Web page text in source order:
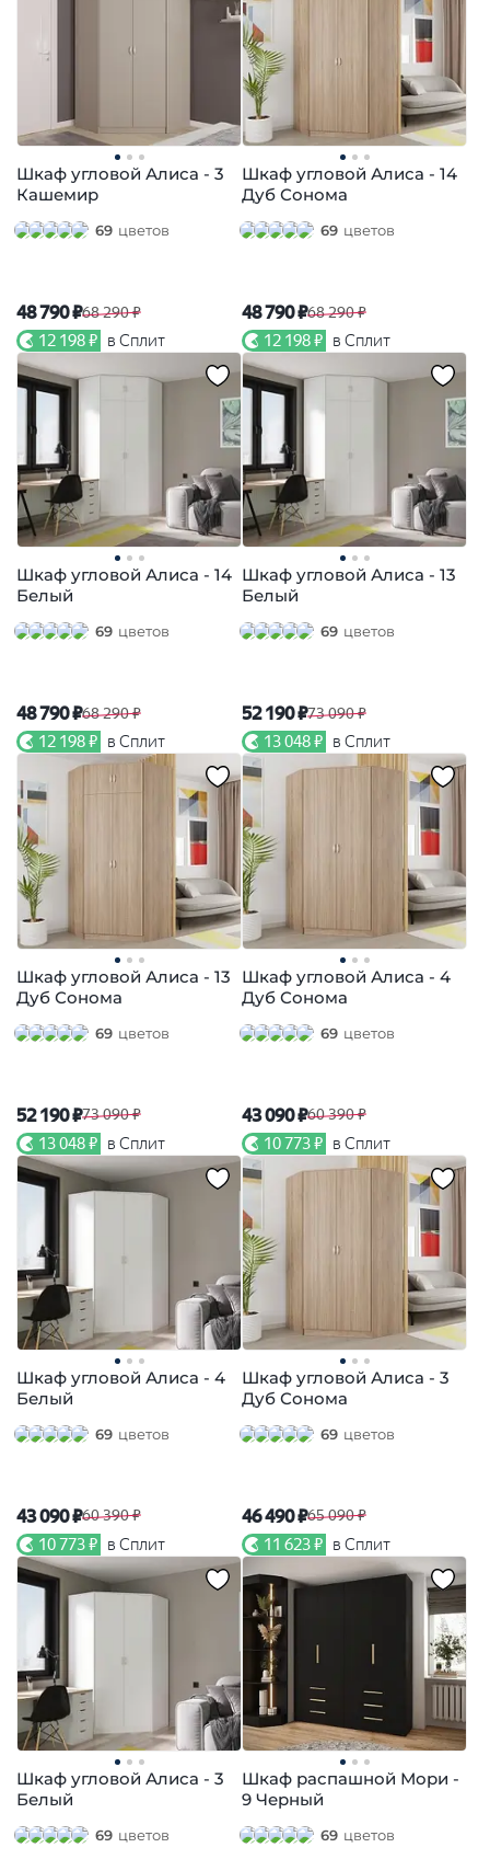
Шкаф угловой Алиса - 3
Кашемир
69 цветов
48 790 ₽68 290 ₽
12 198 ₽ в Сплит
Шкаф угловой Алиса - 14
Дуб Сонома
69 цветов
48 790 ₽68 290 ₽
12 198 ₽ в Сплит
Шкаф угловой Алиса - 14
Белый
69 цветов
48 790 ₽68 290 ₽
12 198 ₽ в Сплит
Шкаф угловой Алиса - 13
Белый
69 цветов
52 190 ₽73 090 ₽
13 048 ₽ в Сплит
Шкаф угловой Алиса - 13
Дуб Сонома
69 цветов
52 190 ₽73 090 ₽
13 048 ₽ в Сплит
Шкаф угловой Алиса - 4
Дуб Сонома
69 цветов
43 090 ₽60 390 ₽
10 773 ₽ в Сплит
Шкаф угловой Алиса - 4
Белый
69 цветов
43 090 ₽60 390 ₽
10 773 ₽ в Сплит
Шкаф угловой Алиса - 3
Дуб Сонома
69 цветов
46 490 ₽65 090 ₽
11 623 ₽ в Сплит
Шкаф угловой Алиса - 3
Белый
69 цветов
Шкаф распашной Мори -
9 Черный
69 цветов